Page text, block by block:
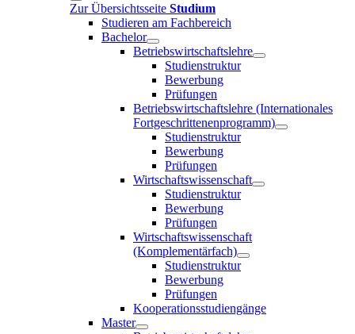
Zur Übersichtsseite Studium
Studieren am Fachbereich
Bachelor
Betriebswirtschaftslehre
Studienstruktur
Bewerbung
Prüfungen
Betriebswirtschaftslehre (Internationales
Fortgeschrittenenprogramm)
Studienstruktur
Bewerbung
Prüfungen
Wirtschaftswissenschaft
Studienstruktur
Bewerbung
Prüfungen
Wirtschaftswissenschaft
(Komplementärfach)
Studienstruktur
Bewerbung
Prüfungen
Kooperationsstudiengänge
Master